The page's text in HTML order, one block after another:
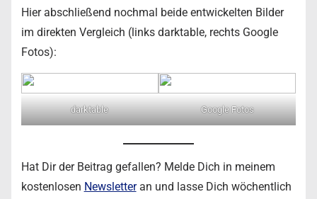
Hier abschließend nochmal beide entwickelten Bilder
im direkten Vergleich (links darktable, rechts Google
Fotos):
darktable Google Fotos
Hat Dir der Beitrag gefallen? Melde Dich in meinem
kostenlosen Newsletteran und lasse Dich wöchentlich